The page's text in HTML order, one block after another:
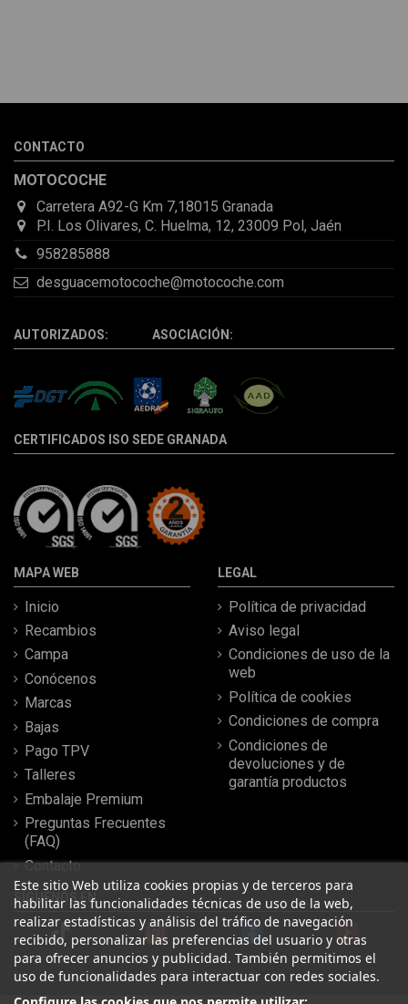
la pieza llegó correcta y bien embalada, además de llegarme 2
CONTACTO
MOTOCOCHE
Carretera A92-G Km 7,18015 Granada
P.I. Los Olivares, C. Huelma, 12, 23009 Pol, Jaén
958285888
desguacemotocoche@motocoche.com
AUTORIZADOS: ASOCIACIÓN:
CERTIFICADOS ISO SEDE GRANADA
MAPA WEB
Inicio
Recambios
Campa
Conócenos
Marcas
Bajas
Pago TPV
Talleres
Embalaje Premium
Preguntas Frecuentes
(FAQ)
Contacto
LEGAL
Política de privacidad
Aviso legal
Condiciones de uso de la
web
Política de cookies
Condiciones de compra
Condiciones de
devoluciones y de
garantía productos
Este sitio Web utiliza cookies propias y de terceros para
habilitar las funcionalidades técnicas de uso de la web,
realizar estadísticas y análisis del tráfico de navegación
recibido, personalizar las preferencias del usuario y otras
para ofrecer anuncios y publicidad. También permitimos el
uso de funcionalidades para interactuar con redes sociales.
SÍGUENOS EN